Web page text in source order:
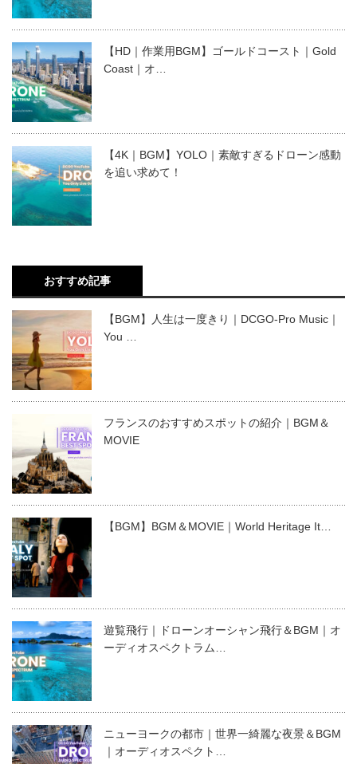
【HD｜作業用BGM】ゴールドコースト｜Gold
Coast｜オ…
【4K｜BGM】YOLO｜素敵すぎるドローン感動
を追い求めて！
おすすめ記事
【BGM】人生は一度きり｜DCGO-Pro Music｜
You …
フランスのおすすめスポットの紹介｜BGM＆
MOVIE
【BGM】BGM＆MOVIE｜World Heritage It…
遊覧飛行｜ドローンオーシャン飛行＆BGM｜オ
ーディオスペクトラム…
ニューヨークの都市｜世界一綺麗な夜景＆BGM
｜オーディオスペクト…